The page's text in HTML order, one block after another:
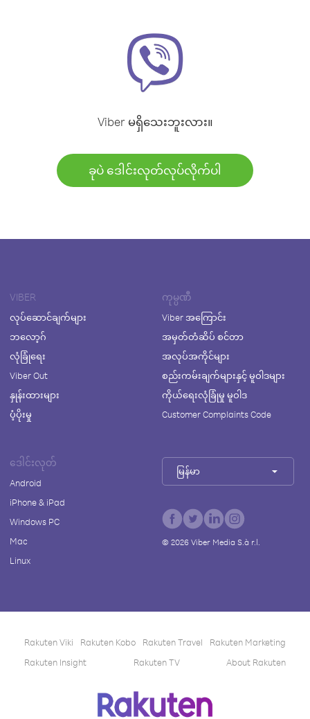
Viber မရှိသေးဘူးလား။
ခုပဲ ဒေါင်းလုတ်လုပ်လိုက်ပါ
VIBER
လုပ်ဆောင်ချက်များ
ဘလော့ဂ်
လုံခြုံရေး
Viber Out
နှုန်းထားများ
ပံ့ပိုးမှု
ကုမ္ပဏီ
Viber အကြောင်း
အမှတ်တံဆိပ် စင်တာ
အလုပ်အကိုင်များ
စည်းကမ်းချက်များနှင့် မူဝါဒများ
ကိုယ်ရေးလုံခြုံမှု မူဝါဒ
Customer Complaints Code
ဒေါင်းလုတ်
Android
iPhone & iPad
Windows PC
Mac
Linux
မြန်မာ
© 2026Viber Media S.à r.l.
Rakuten Viki Rakuten Kobo Rakuten Travel
Rakuten Marketing
Rakuten Insight
Rakuten TV About Rakuten